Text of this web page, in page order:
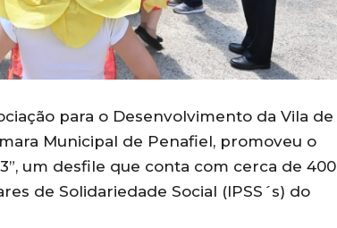
para o Desenvolvimento da Vila de
Municipal de Penafiel, promoveu o
um desfile que conta com cerca de 400
de Solidariedade Social (IPSS´s) do